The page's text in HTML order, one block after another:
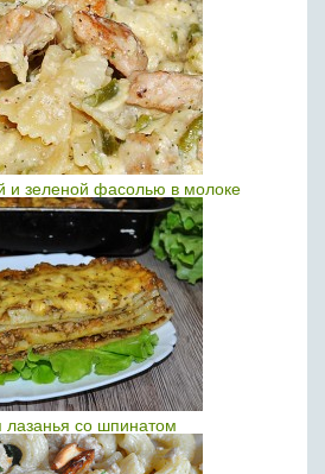
и зеленой фасолью в молоке
лазанья со шпинатом